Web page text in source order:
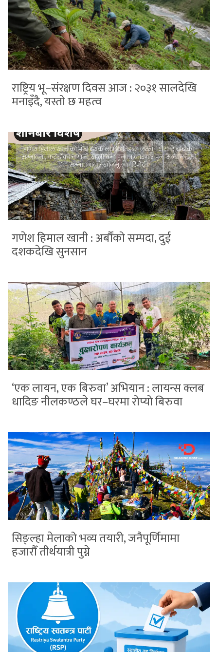
राष्ट्रिय भू–संरक्षण दिवस आज : २०३१ सालदेखि
मनाइँदै, यस्तो छ महत्व
गणेश हिमाल खानी : अर्बौंको सम्पदा, दुई
दशकदेखि सुनसान
‘एक लायन, एक बिरुवा’ अभियान : लायन्स क्लब
धादिङ नीलकण्ठले घर–घरमा रोप्यो बिरुवा
सिङ्ल्हा मेलाको भव्य तयारी, जनैपूर्णिमामा
हजारौँ तीर्थयात्री पुग्ने